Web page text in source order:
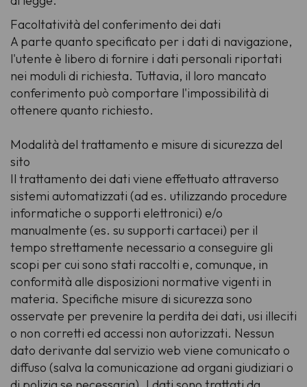
Facoltatività del conferimento dei dati
A parte quanto specificato per i dati di navigazione,
l'utente è libero di fornire i dati personali riportati
nei moduli di richiesta. Tuttavia, il loro mancato
conferimento può comportare l'impossibilità di
ottenere quanto richiesto.
Modalità del trattamento e misure di sicurezza del
sito
Il trattamento dei dati viene effettuato attraverso
sistemi automatizzati (ad es. utilizzando procedure
informatiche o supporti elettronici) e/o
manualmente (es. su supporti cartacei) per il
tempo strettamente necessario a conseguire gli
scopi per cui sono stati raccolti e, comunque, in
conformità alle disposizioni normative vigenti in
materia. Specifiche misure di sicurezza sono
osservate per prevenire la perdita dei dati, usi illeciti
o non corretti ed accessi non autorizzati. Nessun
dato derivante dal servizio web viene comunicato o
diffuso (salva la comunicazione ad organi giudiziari o